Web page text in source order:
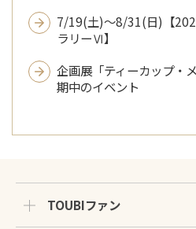
7/19(土)～8/31(日)【
ラリーⅥ】
企画展「ティーカップ・
期中のイベント
TOUBIファン